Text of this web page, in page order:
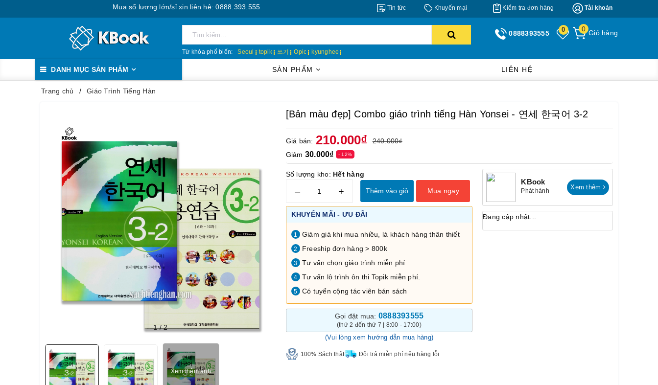
Mua số lượng lớn/sỉ xin liên hệ: 0888.393.555 Tài khoản
Kiểm tra đơn hàng
Khuyến mại
Tin tức
Từ khóa phổ biến: Seoul topik 쓰기 Opic kyunghee
Giỏ hàng
0
0
0888393555
DANH MỤC SẢN PHẨM SẢN PHẨM LIÊN HỆ
Trang chủ Giáo Trình Tiếng Hàn
1/2
Xem thêm ảnh
[Bản màu đẹp] Combo giáo trình tiếng Hàn Yonsei - 연세 한국어 3-2
Giá bán: 210.000₫
240.000₫
Giảm 30.000₫ - 12%
Số lượng kho: Hết hàng
– + Thêm vào giỏ Mua ngay
KHUYẾN MÃI - ƯU ĐÃI
1 Giảm giá khi mua nhiều, là khách hàng thân thiết
2 Freeship đơn hàng > 800k
3 Tư vấn chọn giáo trình miễn phí
4 Tư vấn lộ trình ôn thi Topik miễn phí.
5 Có tuyển cộng tác viên bán sách
Gọi đặt mua: 0888393555
(thứ 2 đến thứ 7 | 8:00 - 17:00)
(Vui lòng xem hướng dẫn mua hàng)
100% Sách thật Đổi trả miễn phí nếu hàng lỗi
KBook
Phát hành Xem thêm
Đang cập nhật...